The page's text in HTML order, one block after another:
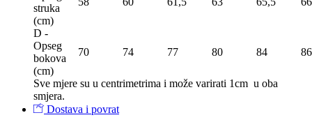
struka
(сm)
D -
Opseg
bokova
(сm)
70 74 77 80 84 86
Sve mjere su u centrimetrima i može varirati 1cm u oba
smjera.
Dostava i povrat